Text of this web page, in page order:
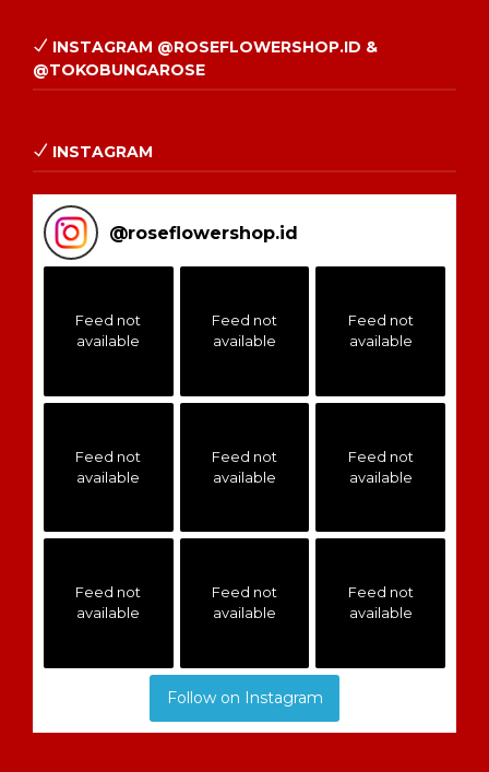
INSTAGRAM @ROSEFLOWERSHOP.ID &
@TOKOBUNGAROSE
INSTAGRAM
@roseflowershop.id
Feed not
available
Feed not
available
Feed not
available
Feed not
available
Feed not
available
Feed not
available
Feed not
available
Feed not
available
Feed not
available
Follow on Instagram